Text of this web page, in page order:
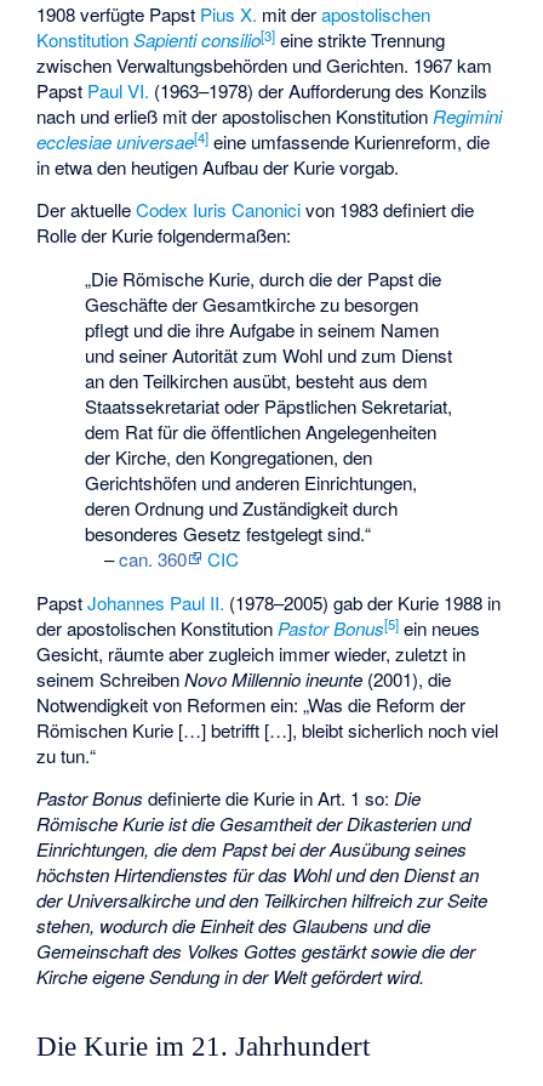
1908 verfügte Papst Pius X. mit derapostolischen
Konstitution Sapienti consilio[3] eine strikte Trennung
zwischen Verwaltungsbehörden und Gerichten. 1967 kam
Papst Paul VI. (1963–1978) der Aufforderung des Konzils
nach und erließ mit der apostolischen KonstitutionRegimini
ecclesiae universae[4] eine umfassende Kurienreform, die
in etwa den heutigen Aufbau der Kurie vorgab.
Der aktuelleCodex Iuris Canonicivon 1983 definiert die
Rolle der Kurie folgendermaßen:
„Die Römische Kurie, durch die der Papst die
Geschäfte der Gesamtkirche zu besorgen
pflegt und die ihre Aufgabe in seinem Namen
und seiner Autorität zum Wohl und zum Dienst
an den Teilkirchen ausübt, besteht aus dem
Staatssekretariat oder Päpstlichen Sekretariat,
dem Rat für die öffentlichen Angelegenheiten
der Kirche, den Kongregationen, den
Gerichtshöfen und anderen Einrichtungen,
deren Ordnung und Zuständigkeit durch
besonderes Gesetz festgelegt sind.“
–can. 360
CIC
PapstJohannes Paul II. (1978–2005) gab der Kurie 1988 in
der apostolischen KonstitutionPastor Bonus[5] ein neues
Gesicht, räumte aber zugleich immer wieder, zuletzt in
seinem SchreibenNovo Millennio ineunte (2001), die
Notwendigkeit von Reformen ein: „Was die Reform der
Römischen Kurie […] betrifft […], bleibt sicherlich noch viel
zu tun.“
Pastor Bonus definierte die Kurie in Art. 1 so:Die
Römische Kurie ist die Gesamtheit der Dikasterien und
Einrichtungen, die dem Papst bei der Ausübung seines
höchsten Hirtendienstes für das Wohl und den Dienst an
der Universalkirche und den Teilkirchen hilfreich zur Seite
stehen, wodurch die Einheit des Glaubens und die
Gemeinschaft des Volkes Gottes gestärkt sowie die der
Kirche eigene Sendung in der Welt gefördert wird.
Die Kurie im 21. Jahrhundert